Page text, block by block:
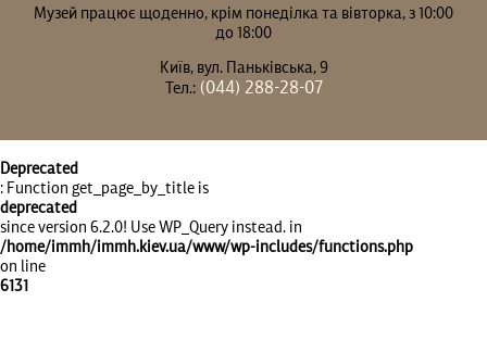
Музей працює щоденно, крім понеділка та вівторка, з 10:00
до 18:00
Київ, вул. Паньківська, 9
Тел.:(044) 288-28-07
Deprecated
: Function get_page_by_title is
deprecated
since version 6.2.0! Use WP_Query instead. in
/home/immh/immh.kiev.ua/www/wp-includes/functions.php
on line
6131